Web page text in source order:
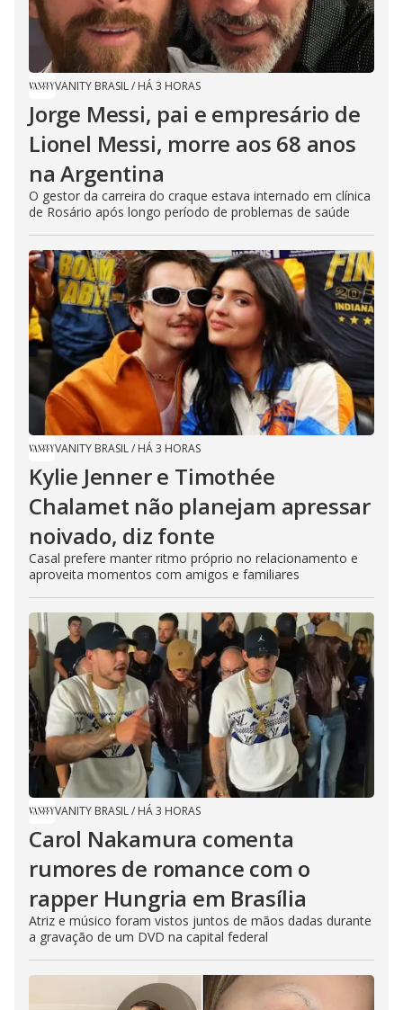
VANITY BRASIL/ HÁ 3 HORAS
Jorge Messi, pai e empresário de
Lionel Messi, morre aos 68 anos
na Argentina
O gestor da carreira do craque estava internado em clínica
de Rosário após longo período de problemas de saúde
VANITY BRASIL/ HÁ 3 HORAS
Kylie Jenner e Timothée
Chalamet não planejam apressar
noivado, diz fonte
Casal prefere manter ritmo próprio no relacionamento e
aproveita momentos com amigos e familiares
VANITY BRASIL/ HÁ 3 HORAS
Carol Nakamura comenta
rumores de romance com o
rapper Hungria em Brasília
Atriz e músico foram vistos juntos de mãos dadas durante
a gravação de um DVD na capital federal